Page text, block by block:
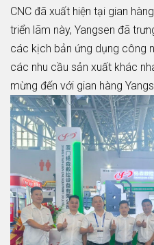
CNC đã xuất hiện tại gian
triển lãm này, Yangsen đã
các kịch bản ứng dụng công
các nhu cầu sản xuất khác
mừng đến với gian hàng